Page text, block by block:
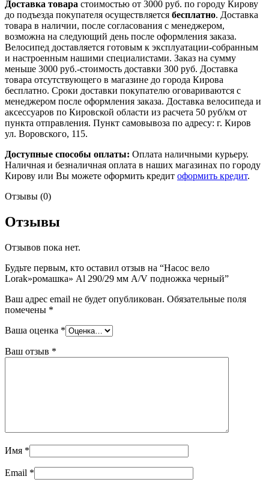
Доставка товара стоимостью от 3000 руб. по городу Кирову
до подъезда покупателя осуществляется бесплатно. Доставка
товара в наличии, после согласования с менеджером,
возможна на следующий день после оформления заказа.
Велосипед доставляется готовым к эксплуатации-собранным
и настроенным нашими специалистами. Заказ на сумму
меньше 3000 руб.-стоимость доставки 300 руб. Доставка
товара отсутствующего в магазине до города Кирова
бесплатно. Сроки доставки покупателю оговариваются с
менеджером после оформления заказа. Доставка велосипеда и
аксессуаров по Кировской области из расчета 50 руб/км от
пункта отправления. Пункт самовывоза по адресу: г. Киров
ул. Воровского, 115.
Доступные способы оплаты: Оплата наличными курьеру.
Наличная и безналичная оплата в наших магазинах по городу
Кирову или Вы можете оформить кредит оформить кредит.
Отзывы (0)
Отзывы
Отзывов пока нет.
Будьте первым, кто оставил отзыв на “Насос вело
Lorak»ромашка» Al 290/29 мм A/V подножка черный”
Ваш адрес email не будет опубликован. Обязательные поля
помечены *
Ваша оценка *
Ваш отзыв *
Имя *
Email *